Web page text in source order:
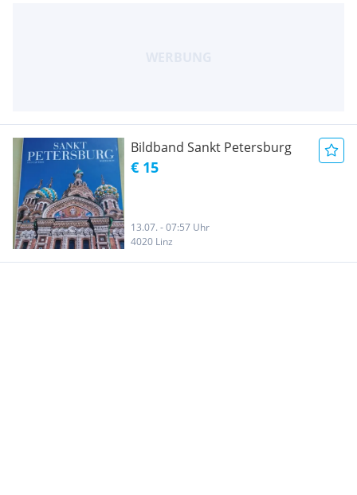
Bildband Sankt Petersburg
€ 15
13.07. - 07:57 Uhr
4020 Linz